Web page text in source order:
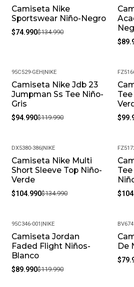
• Peso Del Producto: Ligero, Ideal
-44%
Camiseta Nike
Sportswear Niño-Negro
$74.990$134.990
-
-21%
95C529-GEH|NIKE
Camiseta Nike Jdb 23
Jumpman Ss Tee Niño-
Gris
$94.990$119.990
-
-22%
DX5380-386|NIKE
Camiseta Nike Multi
Short Sleeve Top Niño-
Verde
$104.990$134.990
-
-25%
95C346-001 |NIKE
Camiseta Jordan
Faded Flight Niños-
Blanco
$89.990$119.990
-
De